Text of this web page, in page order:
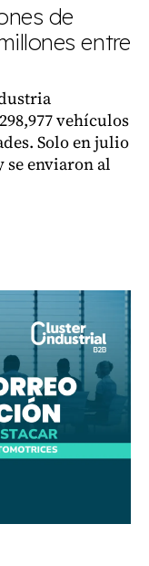
de
entre
vehículos
Solo en julio
se enviaron al